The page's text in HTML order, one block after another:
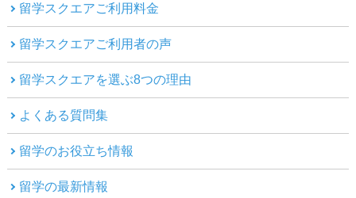
留学スクエアご利用料金
留学スクエアご利用者の声
留学スクエアを選ぶ8つの理由
よくある質問集
留学のお役立ち情報
留学の最新情報